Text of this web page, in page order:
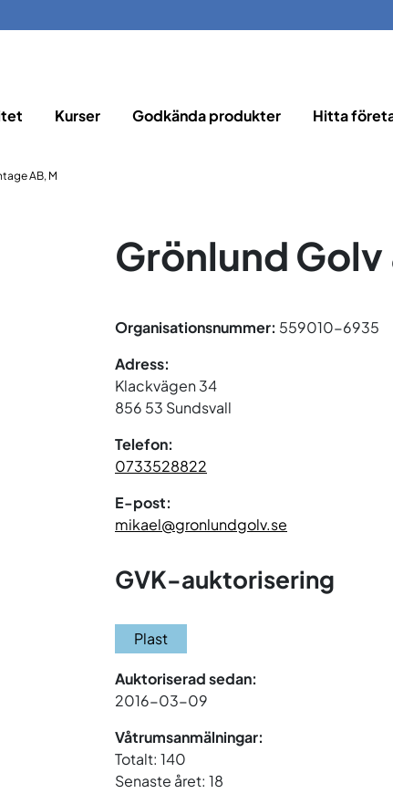
Kurser Godkända produkter Hitta
AB, M
Grönlund Golv
Organisationsnummer: 559010-6935
Adress:
Klackvägen 34
856 53 Sundsvall
Telefon:
0733528822
E-post:
mikael@gronlundgolv.se
GVK-auktorisering
Plast
Auktoriserad sedan:
2016-03-09
Våtrumsanmälningar:
Totalt: 140
Senaste året: 18